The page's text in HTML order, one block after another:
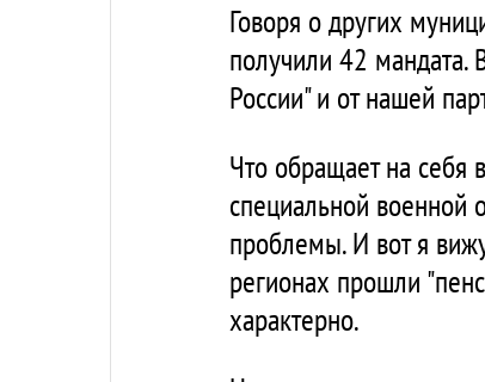
Говоря о других
получили 42 мандата.
России" и от нашей
Что обращает на себя
специальной военной
проблемы. И вот я
регионах прошли
характерно.